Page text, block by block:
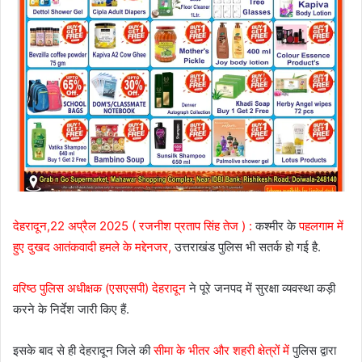
देहरादून,22 अप्रैल 2025 ( रजनीश प्रताप सिंह तेज ) : कश्मीर केपहलगाम में
हुए दुखद आतंकवादी हमले के मद्देनजर, उत्तराखंड पुलिस भी सतर्क हो गई है.
वरिष्ठ पुलिस अधीक्षक (एसएसपी) देहरादूनने पूरे जनपद में सुरक्षा व्यवस्था कड़ी
करने के निर्देश जारी किए हैं.
इसके बाद से ही देहरादून जिले कीसीमा के भीतर और शहरी क्षेत्रों मेंपुलिस द्वारा